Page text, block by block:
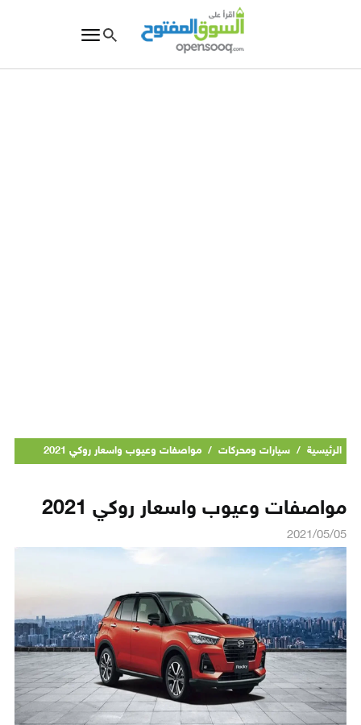
الرئيسية / سيارات ومحركات / مواصفات وعيوب واسعار روكي 2021
مواصفات وعيوب واسعار روكي 2021
2021/05/05